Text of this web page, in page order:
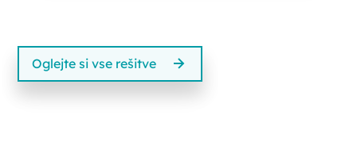
Oglejte si vse rešitve